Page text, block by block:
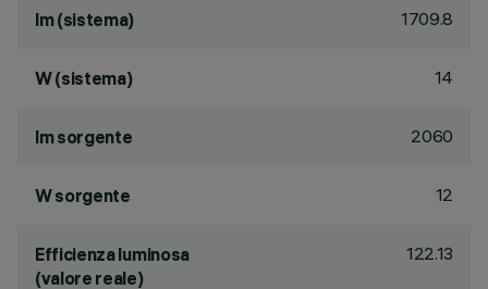
lm (sistema) 1709.8
W (sistema) 14
lm sorgente 2060
W sorgente 12
Efficienza luminosa
(valore reale)
122.13